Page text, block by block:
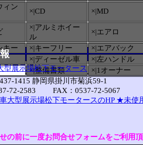
ィン
×|CD ×|MD
×|アルミホイー
ル
×|エアロ
キー
×|キーフリー
×|エアバック
×|ディーゼル車
×|左ハンドル
×|整備書類 ×|1オーナー
型展示場松下モータース
1415 静岡県掛川市菊浜59-1
72-2583 FAX：0537-72-5067
大型展示場松下モータースのHP ★未使
の前に一度お問合せフォームをご利用